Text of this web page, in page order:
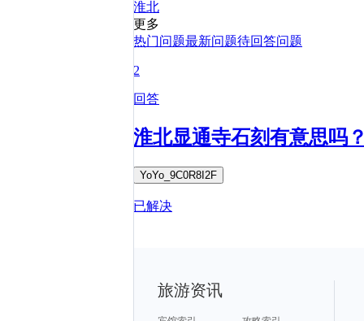
淮北
更多
热门问题最新问题待回答问题
2
回答
淮北显通寺石刻有意思吗
YoYo_9C0R8I2F
已解决
旅游资讯